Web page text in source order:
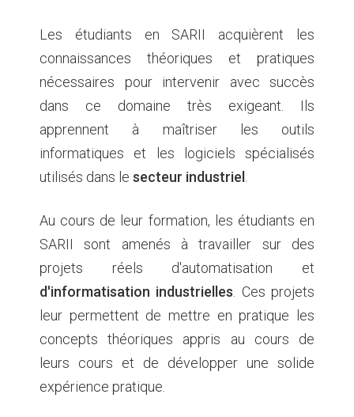
Les étudiants en SARII acquièrent les
connaissances théoriques et pratiques
nécessaires pour intervenir avec succès
dans ce domaine très exigeant. Ils
apprennent à maîtriser les outils
informatiques et les logiciels spécialisés
utilisés dans le secteur industriel
Au cours de leur formation, les étudiants en
SARII sont amenés à travailler sur des
projets réels d'automatisation et
d'informatisation industrielles . Ces projets
leur permettent de mettre en pratique les
concepts théoriques appris au cours de
leurs cours et de développer une solide
expérience pratique.